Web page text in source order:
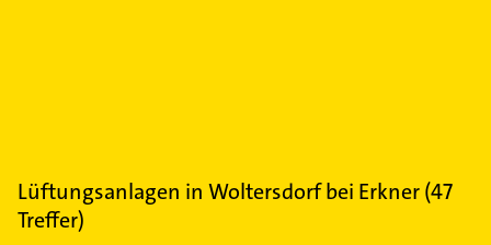
Lüftungsanlagen in Woltersdorf bei Erkner(47
Treffer)